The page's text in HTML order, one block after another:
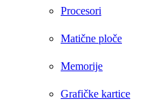
Procesori
Matične ploče
Memorije
Grafičke kartice